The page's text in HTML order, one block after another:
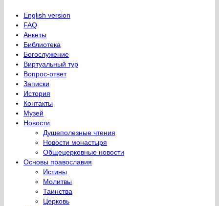
English version
FAQ
Анкеты
Библиотека
Богослужение
Виртуальный тур
Вопрос-ответ
Записки
История
Контакты
Музей
Новости
Душеполезные чтения
Новости монастыря
Общецерковные новости
Основы православия
Истины
Молитвы
Таинства
Церковь